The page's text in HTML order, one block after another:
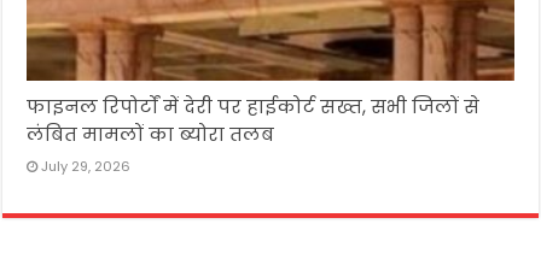
फाइनल रिपोर्टों में देरी पर हाईकोर्ट सख्त, सभी जिलों से
लंबित मामलों का ब्योरा तलब
July 29, 2026